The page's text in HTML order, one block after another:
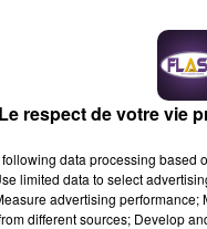
Le respect de votre vie
data processing based
limited data to select
advertising
different sources; Develop